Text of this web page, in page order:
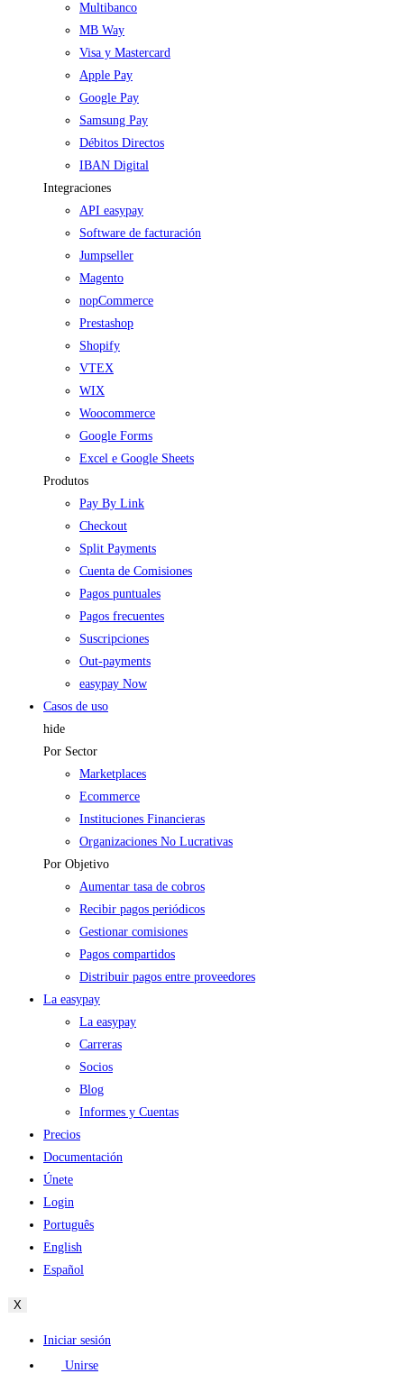
Multibanco
MB Way
Visa y Mastercard
Apple Pay
Google Pay
Samsung Pay
Débitos Directos
IBAN Digital
Integraciones
API easypay
Software de facturación
Jumpseller
Magento
nopCommerce
Prestashop
Shopify
VTEX
WIX
Woocommerce
Google Forms
Excel e Google Sheets
Produtos
Pay By Link
Checkout
Split Payments
Cuenta de Comisiones
Pagos puntuales
Pagos frecuentes
Suscripciones
Out-payments
easypay Now
Casos de uso
hide
Por Sector
Marketplaces
Ecommerce
Instituciones Financieras
Organizaciones No Lucrativas
Por Objetivo
Aumentar tasa de cobros
Recibir pagos periódicos
Gestionar comisiones
Pagos compartidos
Distribuir pagos entre proveedores
La easypay
La easypay
Carreras
Socios
Blog
Informes y Cuentas
Precios
Documentación
Únete
Login
Português
English
Español
X
Iniciar sesión
Unirse